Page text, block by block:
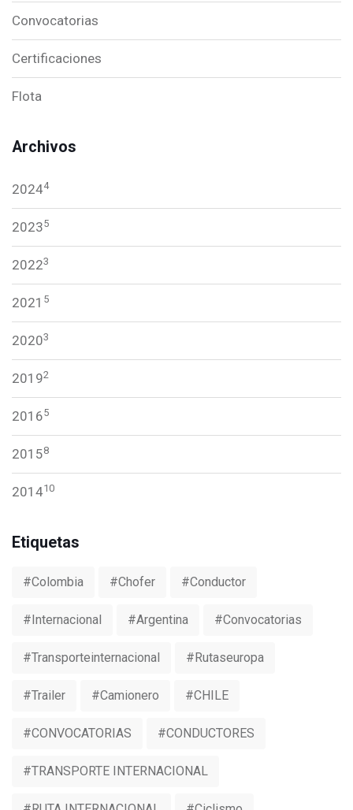
Convocatorias
Certificaciones
Flota
Archivos
20244
20235
20223
2021 5
20203
20192
20165
20158
201410
Etiquetas
#colombia #chofer #conductor
#internacional #argentina #convocatorias
#transporteinternacional #rutaseuropa
#trailer #camionero #CHILE
#CONVOCATORIAS #CONDUCTORES
#TRANSPORTE INTERNACIONAL